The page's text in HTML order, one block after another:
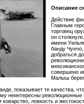
Описание
Действие
Главным
торговец
он
имени
банду
добраться
совершено
Малыш берег
показывает те качества,
неинтересны
ловкость и